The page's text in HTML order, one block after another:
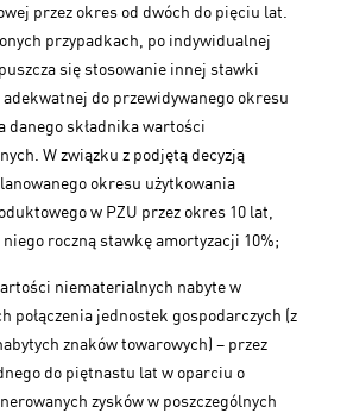
przez okres od dwóch do pięciu lat.
przypadkach, po indywidualnej
się stosowanie innej stawki
do przewidywanego okresu
danego składnika wartości
W związku z podjętą decyzją
okresu użytkowania
w PZU przez okres 10 lat,
roczną stawkę amortyzacji 10%;
niematerialnych nabyte w
połączenia jednostek gospodarczych (z
znaków towarowych) – przez
do piętnastu lat w oparciu o
zysków w poszczególnych